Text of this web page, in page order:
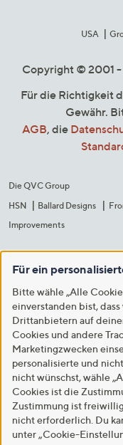
USA
Copyright © 2001 -
Für die Richtigkeit
Gewähr.
AGB, die
Die QVC Group
HSN
Ballard Designs
Improvements
Für ein
Bitte wähle „Alle
einverstanden bist,
Drittanbietern auf
Cookies und andere
Marketingzwecken
personalisierte und
nicht wünschst, wähle
Cookies ist die
Zustimmung ist
nicht erforderlich. Du
unter „Cookie-